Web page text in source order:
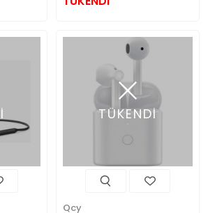
TÜKENDİ
Qcy